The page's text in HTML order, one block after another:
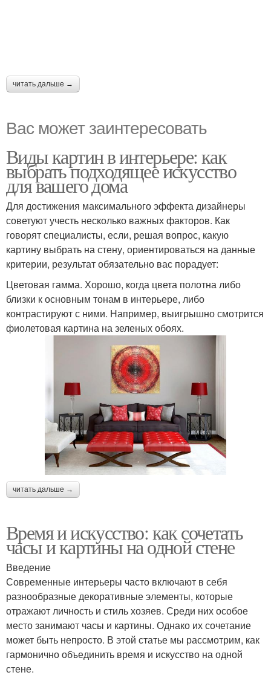
читать дальше →
Вас может заинтересовать
Виды картин в интерьере: как
выбрать подходящее искусство
для вашего дома
Для достижения максимального эффекта дизайнеры
советуют учесть несколько важных факторов. Как
говорят специалисты, если, решая вопрос, какую
картину выбрать на стену, ориентироваться на данные
критерии, результат обязательно вас порадует:
Цветовая гамма. Хорошо, когда цвета полотна либо
близки к основным тонам в интерьере, либо
контрастируют с ними. Например, выигрышно смотрится
фиолетовая картина на зеленых обоях.
читать дальше →
Время и искусство: как сочетать
часы и картины на одной стене
Введение
Современные интерьеры часто включают в себя
разнообразные декоративные элементы, которые
отражают личность и стиль хозяев. Среди них особое
место занимают часы и картины. Однако их сочетание
может быть непросто. В этой статье мы рассмотрим, как
гармонично объединить время и искусство на одной
стене.